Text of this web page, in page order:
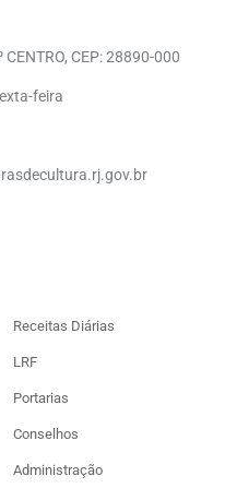
CENTRO, CEP: 28890-000
feira
Receitas Diárias
LRF
Portarias
Conselhos
Administração